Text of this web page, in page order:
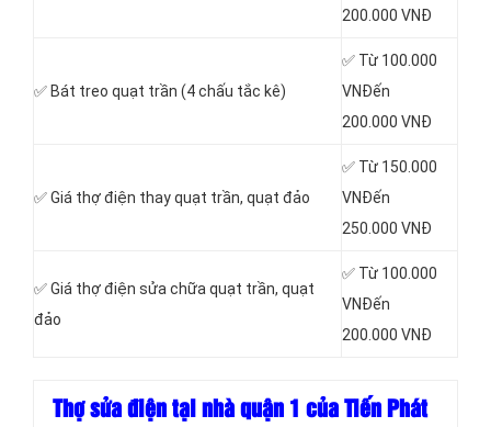
200.000 VNĐ
✅ Bát treo quạt trần (4 chấu tắc kê)
✅ Từ 100.000
VNĐến
200.000 VNĐ
✅ Giá thợ điện thay quạt trần, quạt đảo
✅ Từ 150.000
VNĐến
250.000 VNĐ
✅ Giá thợ điện sửa chữa quạt trần, quạt
đảo
✅ Từ 100.000
VNĐến
200.000 VNĐ
Thợ sửa điện tại nhà quận 1 của Tiến Phát